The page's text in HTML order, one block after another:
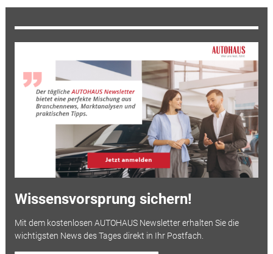
Wissensvorsprung sichern!
Mit dem kostenlosen AUTOHAUS Newsletter erhalten Sie die
wichtigsten News des Tages direkt in Ihr Postfach.